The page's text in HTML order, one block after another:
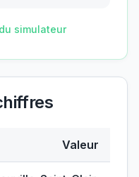
simulateur
Valeur